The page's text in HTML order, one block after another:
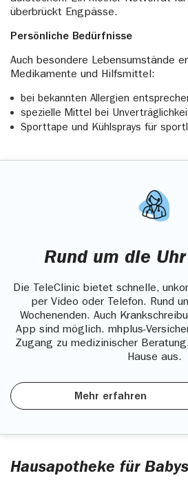
überbrückt Engpässe.
Persönliche Bedürfnisse
Auch besondere Lebensumstände
Medikamente und Hilfsmittel:
bei bekannten Allergien
spezielle Mittel bei
Sporttape und Kühlsprays für
Rund um die
Die TeleClinic bietet schnelle,
per Video oder Telefon. Rund
Wochenenden. Auch
App sind möglich. mhplus-
Zugang zu medizinischer
Hause aus.
Mehr erfahren
Hausapotheke für